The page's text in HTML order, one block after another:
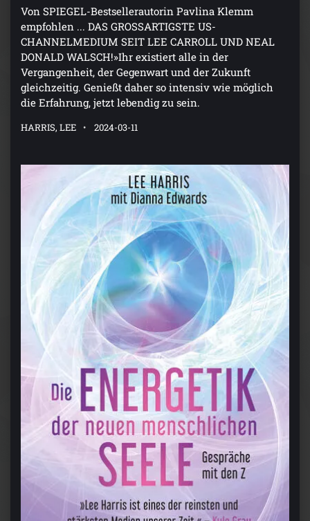
Von SPIEGEL-Bestsellerautorin Pavlina Klemm
empfohlen ... DAS GROSSARTIGSTE US-
CHANNELMEDIUM SEIT LEE CARROLL UND NEAL
DONALD WALSCH!»Ihr existiert alle in der
Vergangenheit, der Gegenwart und der Zukunft
gleichzeitig. Genießt daher so intensiv wie möglich
die Erfahrung, jetzt lebendig zu sein.
HARRIS, LEE 2024-03-11